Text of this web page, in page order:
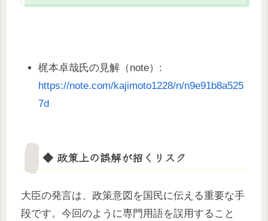
梶本卓哉氏の見解（note）:
https://note.com/kajimoto1228/n/n9e91b8a525
7d
◆ 政策上の誤解が招くリスク
大臣の発言は、政策意図を国民に伝える重要な手
段です。今回のように専門用語を誤用すること